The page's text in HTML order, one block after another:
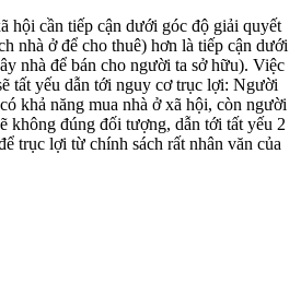
hội cần tiếp cận dưới góc độ giải quyết
nhà ở để cho thuê) hơn là tiếp cận dưới
nhà để bán cho người ta sở hữu). Việc
tất yếu dẫn tới nguy cơ trục lợi: Người
khả năng mua nhà ở xã hội, còn người
không đúng đối tượng, dẫn tới tất yếu 2
trục lợi từ chính sách rất nhân văn của